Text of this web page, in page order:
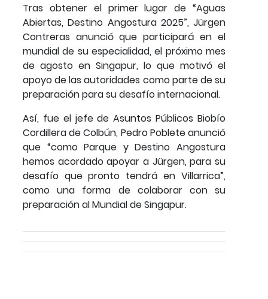
Tras obtener el primer lugar de “Aguas
Abiertas, Destino Angostura 2025”, Jürgen
Contreras anunció que participará en el
mundial de su especialidad, el próximo mes
de agosto en Singapur, lo que motivó el
apoyo de las autoridades como parte de su
preparación para su desafío internacional.
Así, fue el jefe de Asuntos Públicos Biobío
Cordillera de Colbún, Pedro Poblete anunció
que “como Parque y Destino Angostura
hemos acordado apoyar a Jürgen, para su
desafío que pronto tendrá en Villarrica”,
como una forma de colaborar con su
preparación al Mundial de Singapur.